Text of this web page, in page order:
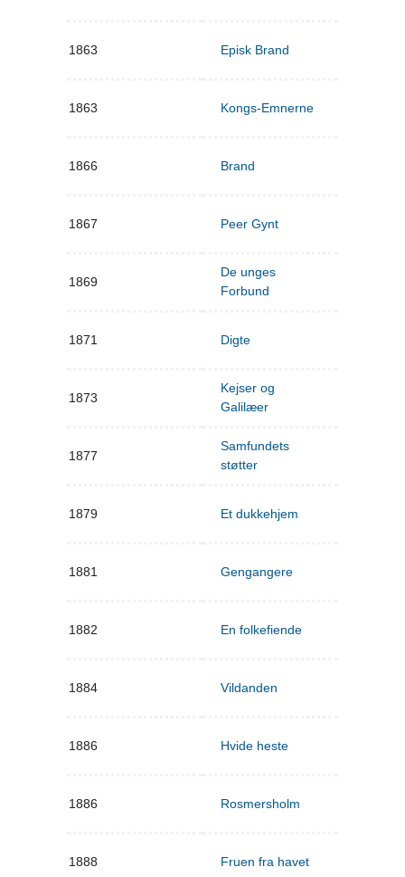
1863 Episk Brand
1863 Kongs-Emnerne
1866 Brand
1867 Peer Gynt
1869
De unges
Forbund
1871 Digte
1873
Kejser og
Galilæer
1877
Samfundets
støtter
1879 Et dukkehjem
1881 Gengangere
1882 En folkefiende
1884 Vildanden
1886 Hvide heste
1886 Rosmersholm
1888 Fruen fra havet